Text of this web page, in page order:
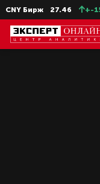
Бирж 27.46 +-15.38